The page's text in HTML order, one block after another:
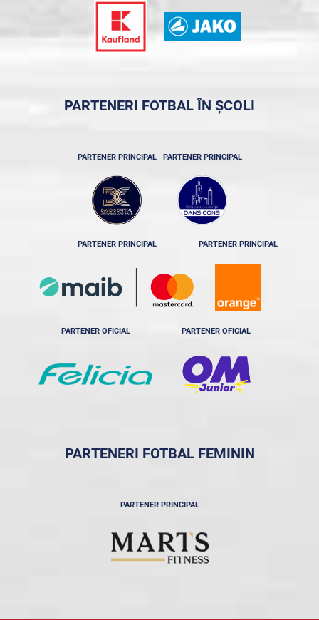
PARTENERI FOTBAL ÎN ȘCOLI
PARTENER PRINCIPAL PARTENER PRINCIPAL
PARTENER PRINCIPAL PARTENER PRINCIPAL
PARTENER OFICIAL PARTENER OFICIAL
PARTENERI FOTBAL FEMININ
PARTENER PRINCIPAL